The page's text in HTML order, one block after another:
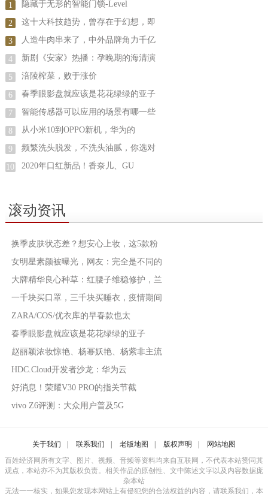
1 隐藏于无形的智能门锁-Level
2 这十大科技趋势，曾存在于幻想，即
3 人造牛肉串来了，中外品牌角力千亿
4 新剧《安家》热播：孕晚期的海清演
5 涪陵榨菜，败于涨价
6 春季眼影盘就应该是花花绿绿的亚子
7 智能传感器可以应用的场景有哪一些
8 从小米10到OPPO新机，华为的
9 频繁洗头脱发，不洗头油腻，你选对
10 2020年口红新品！香奈儿、GU
滚动资讯
换季皮肤状态差？想安心上妆，这5款粉
女明星素颜被曝光，网友：完全是不同的
大牌精华良心种草：红腰子维稳修护，兰
一千块买口罩，三千块买睡衣，疫情期间
ZARA/COS/优衣库的早春款也太
春季眼影盘就应该是花花绿绿的亚子
赵丽颖浓妆惊艳、杨幂妖艳、杨紫非主流
HDC.Cloud开发者沙龙：华为云
好消息！荣耀V30 PRO的指关节截
vivo Z6评测：大众用户普及5G
关于我们 联系我们 老版地图 版权声明
网站地图
百姓经济网所有文字、图片、视频、音频等资料均来自互联网，不代表本站赞同其
观点，本站亦不为其版权负责。相关作品的原创性、文中陈述文字以及内容数据庞
杂本站
无法一一核实，如果您发现本网站上有侵犯您的合法权益的内容，请联系我们，本